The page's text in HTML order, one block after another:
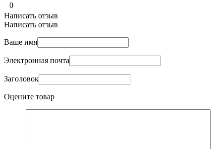
0
Написать отзыв
Написать отзыв
Ваше имя
Электронная почта
Заголовок
Оцените товар